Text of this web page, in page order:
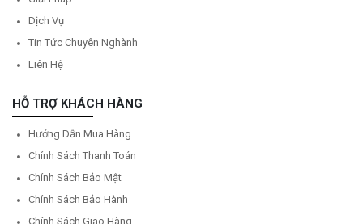
Dịch Vụ
Tin Tức Chuyên Nghành
Liên Hệ
HỖ TRỢ KHÁCH HÀNG
Hướng Dẫn Mua Hàng
Chính Sách Thanh Toán
Chính Sách Bảo Mật
Chính Sách Bảo Hành
Chính Sách Giao Hàng